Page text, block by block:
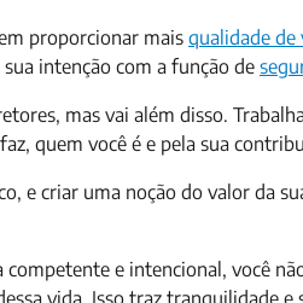
proporcionar maisqualidade de
intenção com a função de
mas vai além disso.
quem você é e pela sua
e criar uma noção do valor da
e intencional, você
vida. Isso traz tranquilidade